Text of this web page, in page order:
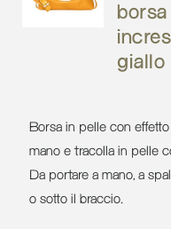
giallo
Borsa in pelle con
mano e tracolla in pelle
Da portare a mano, a
o sotto il braccio.